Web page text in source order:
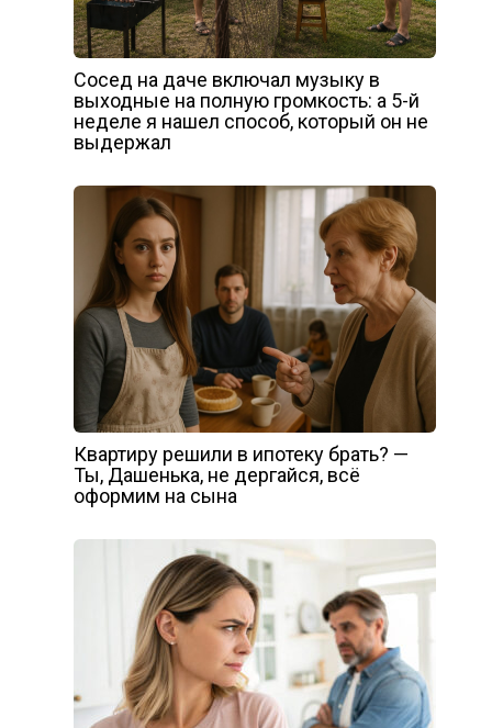
Сосед на даче включал музыку в
выходные на полную громкость: а 5-й
неделе я нашел способ, который он не
выдержал
Квартиру решили в ипотеку брать? —
Ты, Дашенька, не дергайся, всё
оформим на сына